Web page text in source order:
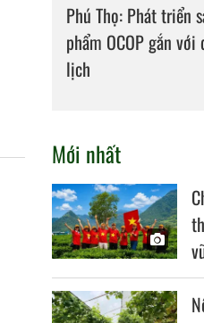
Phú Thọ: Phát triển
phẩm OCOP gắn với
lịch
Mới nhất